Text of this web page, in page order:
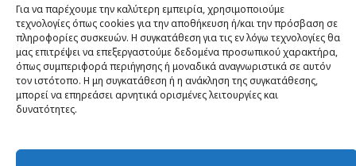
Για να παρέχουμε την καλύτερη εμπειρία, χρησιμοποιούμε
τεχνολογίες όπως cookies για την αποθήκευση ή/και την πρόσβαση σε
πληροφορίες συσκευών. Η συγκατάθεση για τις εν λόγω τεχνολογίες θα
μας επιτρέψει να επεξεργαστούμε δεδομένα προσωπικού χαρακτήρα,
όπως συμπεριφορά περιήγησης ή μοναδικά αναγνωριστικά σε αυτόν
τον ιστότοπο. Η μη συγκατάθεση ή η ανάκληση της συγκατάθεσης,
μπορεί να επηρεάσει αρνητικά ορισμένες λειτουργίες και
δυνατότητες.
Θέσεις
Πρόσωπα
Όργανα και ομάδες
Βίντεο
Δελτία Τύπου